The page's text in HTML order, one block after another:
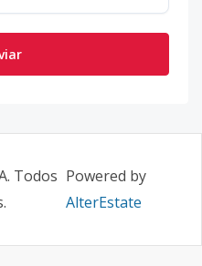
. Todos Powered by
AlterEstate